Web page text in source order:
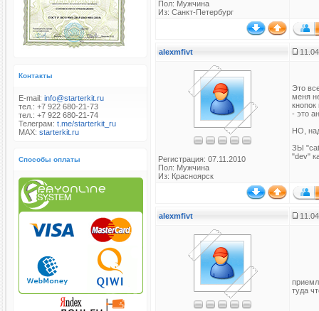
Контакты
E-mail: info@starterkit.ru
тел.: +7 922 680-21-73
тел.: +7 922 680-21-74
Телеграм: t.me/starterkit_ru
MAX: starterkit.ru
Способы оплаты
Пол: Мужчина
Из: Санкт-Петербург
alexmfivt
Регистрация: 07.11.2010
Пол: Мужчина
Из: Красноярск
Это
меня
кнопок
- это
НО,
ЗЫ "cat
"dev"
alexmfivt
туда